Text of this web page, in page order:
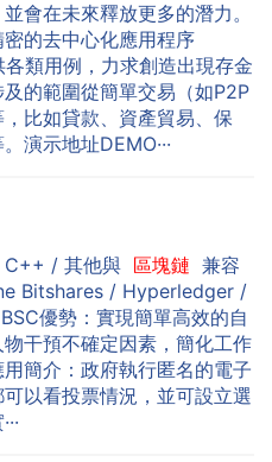
會在未來釋放更多的潛力。
的去中心化應用程序
類用例，力求創造出現存金
的範圍從簡單交易（如P2P
比如貸款、資產貿易、保
演示地址DEMO···
/ 其他與 區塊鏈 兼容
Bitshares / Hyperledger /
優勢：實現簡單高效的自
干預不確定因素，簡化工作
簡介：政府執行匿名的電子
以看投票情況，並可設立選